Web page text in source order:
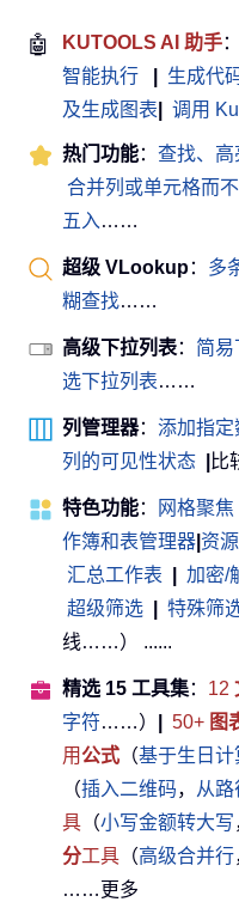
🤖 KUTOOLS AI 助手
智能执行
生成代
及生成图表
调用
热门功能： 查找、高
合并列或单元格而
五入 ……
超级 VLookup： 多
糊查找……
高级下拉列表： 简易
选下拉列表……
列管理器： 添加指定
列的可见性状态
比
特色功能： 网格聚焦
作簿和表管理器 资
汇总工作表
加密/
超级筛选
特殊筛
线……） ......
精选 15 工具集： 12
字符……） 50+ 图
用公式 （基于生日计
（插入二维码， 从
具 （小写金额转大写
分工具 （高级合并行
……更多